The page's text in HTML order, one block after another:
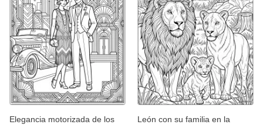
Elegancia motorizada de los
León con su familia en la